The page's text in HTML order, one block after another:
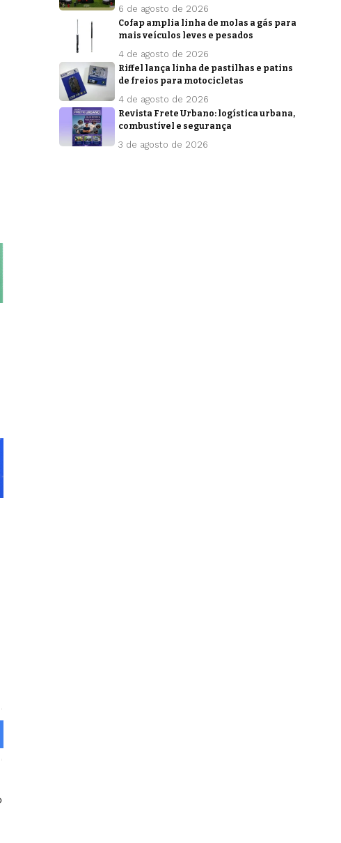
6 de agosto de 2026
Cofap amplia linha de molas a gás para
mais veículos leves e pesados
4 de agosto de 2026
Riffel lança linha de pastilhas e patins
de freios para motocicletas
4 de agosto de 2026
Revista Frete Urbano: logística urbana,
combustível e segurança
3 de agosto de 2026